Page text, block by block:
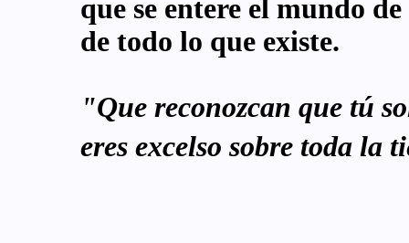
que se entere el mundo
de todo lo que existe.
"Que reconozcan que tú
eres excelso sobre toda la